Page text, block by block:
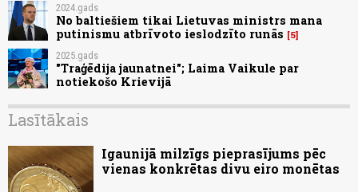
2024.gads
No baltiešiem tikai Lietuvas ministrs mana
putinismu atbrīvoto ieslodzīto runās
5
2025.gads
"Traģēdija jaunatnei"; Laima Vaikule par
notiekošo Krievijā
Lasītākais
Igaunijā milzīgs pieprasījums pēc
vienas konkrētas divu eiro monētas